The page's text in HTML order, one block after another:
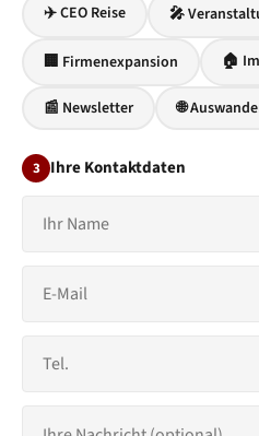
✈️ CEO Reise 🎤
🏢 Firmenexpansion 🏠
📰 Newsletter 🌐
3 Ihre Kontaktdaten